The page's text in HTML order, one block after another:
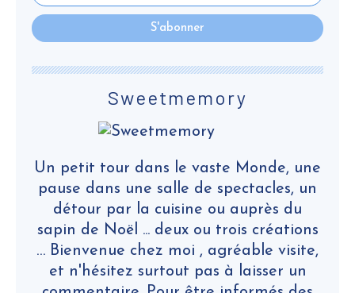
Sweetmemory
Un petit tour dans le vaste Monde, une
pause dans une salle de spectacles, un
détour par la cuisine ou auprès du
sapin de Noël ... deux ou trois créations
… Bienvenue chez moi , agréable visite,
et n'hésitez surtout pas à laisser un